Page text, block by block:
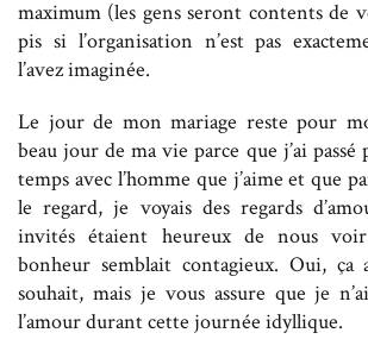
maximum (les gens seront contents de
pis si l’organisation n’est pas
l’avez imaginée.
Le jour de mon mariage reste pour
beau jour de ma vie parce que j’ai
temps avec l’homme que j’aime et que
le regard, je voyais des regards
invités étaient heureux de nous
bonheur semblait contagieux. Oui, ça
souhait, mais je vous assure que je
l’amour durant cette journée idyllique.